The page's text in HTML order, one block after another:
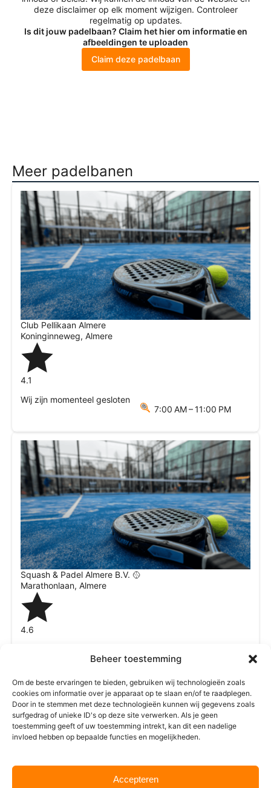
Beheer toestemming
Om de beste ervaringen te bieden, gebruiken wij technologieën zoals
cookies om informatie over je apparaat op te slaan en/of te raadplegen.
Door in te stemmen met deze technologieën kunnen wij gegevens zoals
surfgedrag of unieke ID's op deze site verwerken. Als je geen
toestemming geeft of uw toestemming intrekt, kan dit een nadelige
invloed hebben op bepaalde functies en mogelijkheden.
Accepteren
deze disclaimer op elk moment wijzigen. Controleer
regelmatig op updates.
Is dit jouw padelbaan? Claim het hier om informatie en
afbeeldingen te uploaden
Claim deze padelbaan
Meer padelbanen
Club Pellikaan Almere
Koninginneweg, Almere
4.1
Wij zijn momenteel gesloten
7:00 AM – 11:00 PM
Squash & Padel Almere B.V. 🥎
Marathonlaan, Almere
4.6
10:00 AM – 12:00 AM